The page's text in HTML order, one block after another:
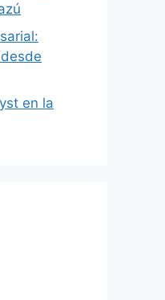
en la